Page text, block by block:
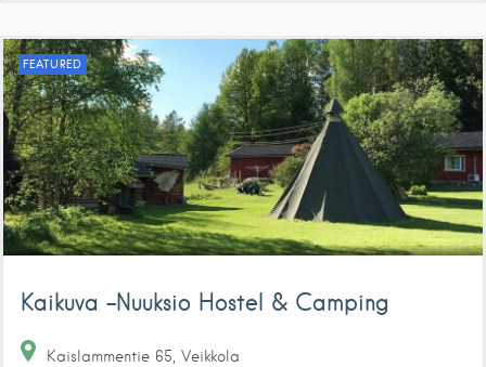
FEATURED
Kaikuva -Nuuksio Hostel & Camping
Kaislammentie 65 Veikkola